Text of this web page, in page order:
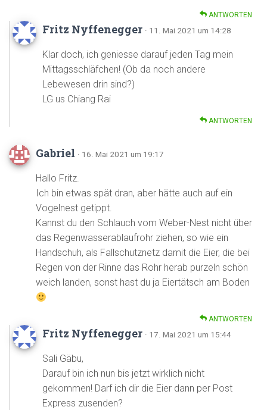
ANTWORTEN
Fritz Nyffenegger · 11. Mai 2021 um 14:28
Klar doch, ich geniesse darauf jeden Tag mein
Mittagsschläfchen! (Ob da noch andere
Lebewesen drin sind?)
LG us Chiang Rai
ANTWORTEN
Gabriel · 16. Mai 2021 um 19:17
Hallo Fritz.
Ich bin etwas spät dran, aber hätte auch auf ein
Vogelnest getippt.
Kannst du den Schlauch vom Weber-Nest nicht über
das Regenwasserablaufrohr ziehen, so wie ein
Handschuh, als Fallschutznetz damit die Eier, die bei
Regen von der Rinne das Rohr herab purzeln schön
weich landen, sonst hast du ja Eiertätsch am Boden
ANTWORTEN
Fritz Nyffenegger · 17. Mai 2021 um 15:44
Sali Gäbu,
Darauf bin ich nun bis jetzt wirklich nicht
gekommen! Darf ich dir die Eier dann per Post
Express zusenden?